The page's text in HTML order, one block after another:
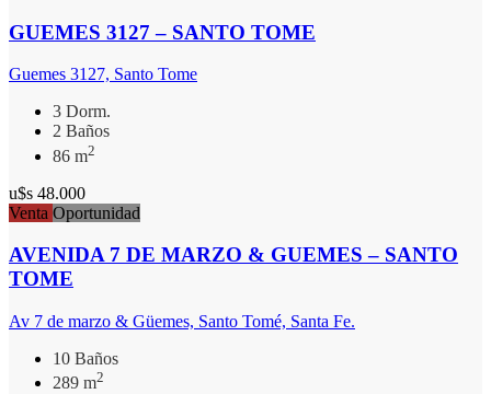
GUEMES 3127 – SANTO TOME
Guemes 3127, Santo Tome
3 Dorm.
2 Baños
86 m2
u$s 48.000
Venta Oportunidad
AVENIDA 7 DE MARZO & GUEMES – SANTO
TOME
Av 7 de marzo & Güemes, Santo Tomé, Santa Fe.
10 Baños
289 m2